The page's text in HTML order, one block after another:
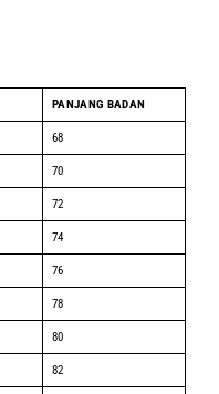
PANJANG BADAN
68
70
72
74
76
78
80
82